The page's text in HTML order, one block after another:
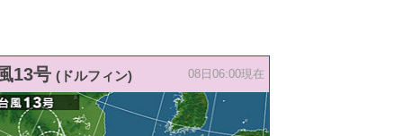
13号 (ドルフィン) 08日06:00現在